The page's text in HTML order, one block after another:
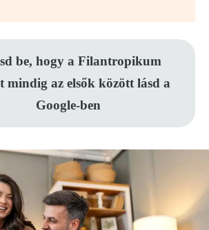
be, hogy a Filantropikum
mindig az elsők között lásd a
Google-ben